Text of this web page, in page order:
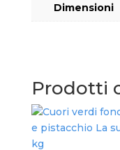
Dimensioni
Prodotti